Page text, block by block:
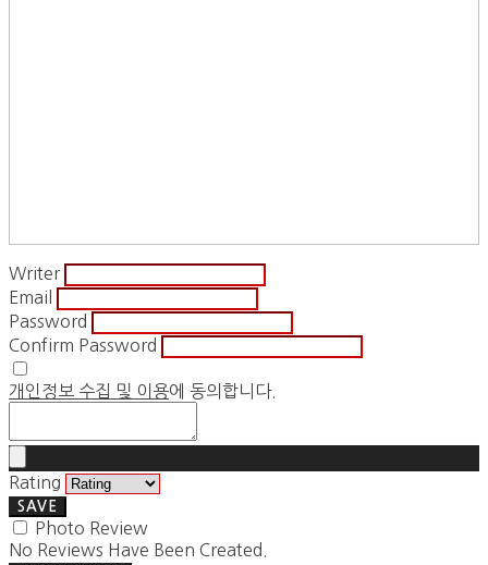
Writer
Email
Password
Confirm Password
개인정보 수집 및 이용에 동의합니다.
Rating
SAVE
Photo Review
No Reviews Have Been Created.